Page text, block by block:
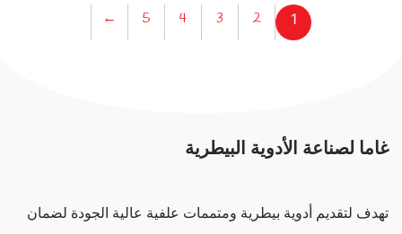
1
2
3
4
5
←
غاما لصناعة الأدوية البيطرية
تهدف لتقديم أدوية بيطرية ومتممات علفية عالية الجودة لضمان